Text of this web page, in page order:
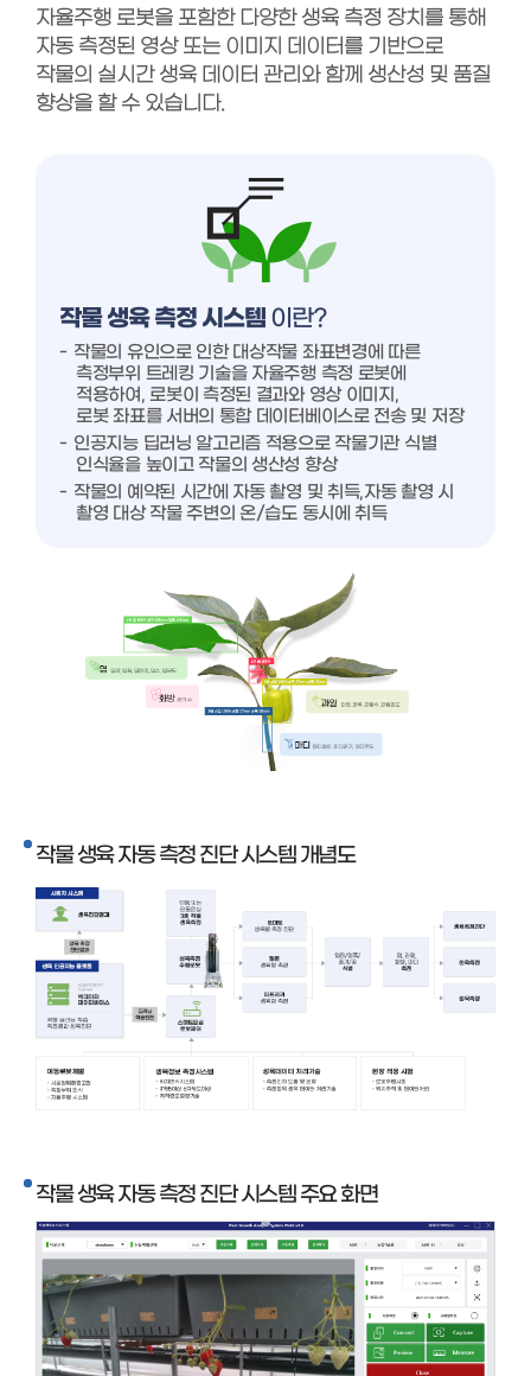
자율주행 로봇을 포함한 다양한 생육 측정 장치를 통해
자동 측정된 영상 또는 이미지 데이터를 기반으로
작물의 실시간 생육 데이터 관리와 함께 생산성 및 품질
향상을 할 수 있습니다.
작물 생육 측정 시스템 이란?
작물의 유인으로 인한 대상작물 좌표변경에 따른
측정부위 트레킹 기술을 자율주행 측정 로봇에
적용하여, 로봇이 측정된 결과와 영상 이미지,
로봇 좌표를 서버의 통합 데이터베이스로 전송 및 저장
인공지능 딥러닝 알고리즘 적용으로 작물기관 식별
인식율을 높이고 작물의 생산성 향상
작물의 예약된 시간에 자동 촬영 및 취득,자동 촬영 시
촬영 대상 작물 주변의 온/습도 동시에 취득
작물 생육 자동 측정 진단 시스템 개념도
작물 생육 자동 측정 진단 시스템 주요 화면